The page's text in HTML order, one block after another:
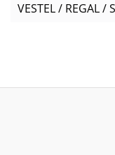
VESTEL / REGAL /